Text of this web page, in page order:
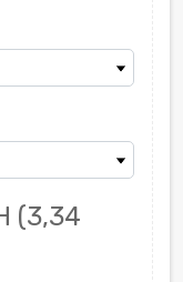
(3,34